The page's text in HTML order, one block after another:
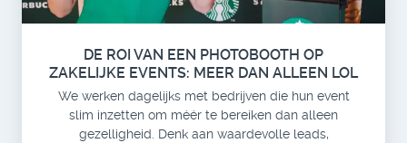
DE ROI VAN EEN PHOTOBOOTH OP
ZAKELIJKE EVENTS: MEER DAN ALLEEN LOL
We werken dagelijks met bedrijven die hun event
slim inzetten om méér te bereiken dan alleen
gezelligheid. Denk aan waardevolle leads,